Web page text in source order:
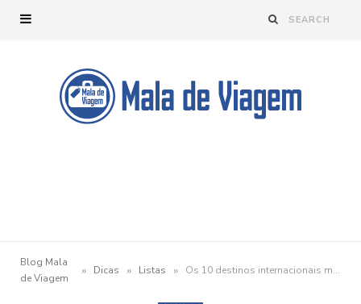
Blog Mala
de Viagem
» Dicas » Listas » Os 10 destinos internacionais mais cobiçados por brasileiros